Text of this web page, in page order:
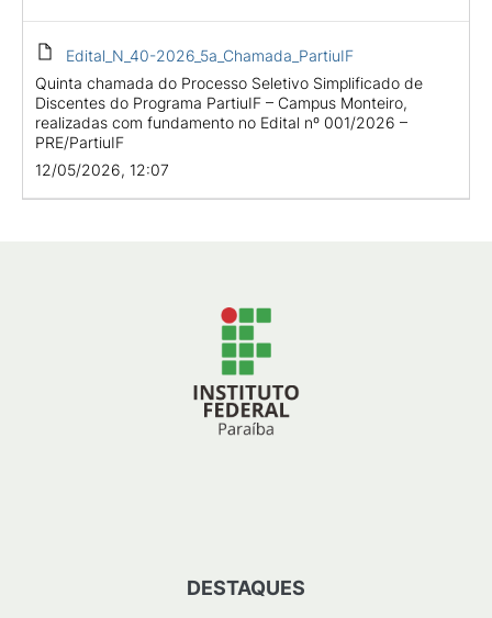
Edital_N_40-2026_5a_Chamada_PartiuIF
Quinta chamada do Processo Seletivo Simplificado de
Discentes do Programa PartiuIF – Campus Monteiro,
realizadas com fundamento no Edital nº 001/2026 –
PRE/PartiuIF
12/05/2026, 12:07
DESTAQUES